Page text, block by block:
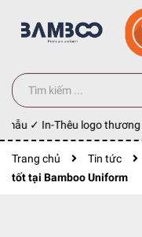
✓ In-Thêu logo thương
Trang chủ Tin tức
tốt tại Bamboo Uniform